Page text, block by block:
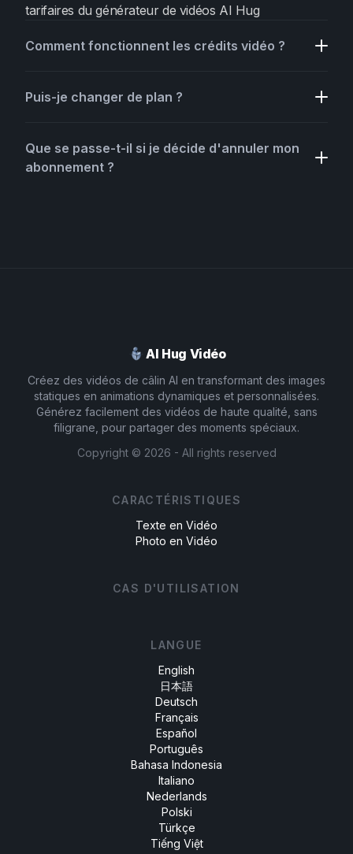
tarifaires du générateur de vidéos AI Hug
Comment fonctionnent les crédits vidéo ?
Puis-je changer de plan ?
Que se passe-t-il si je décide d'annuler mon
abonnement ?
AI Hug Vidéo
Créez des vidéos de câlin AI en transformant des images
statiques en animations dynamiques et personnalisées.
Générez facilement des vidéos de haute qualité, sans
filigrane, pour partager des moments spéciaux.
Copyright © 2026 - All rights reserved
CARACTÉRISTIQUES
Texte en Vidéo
Photo en Vidéo
CAS D'UTILISATION
LANGUE
English
日本語
Deutsch
Français
Español
Português
Bahasa Indonesia
Italiano
Nederlands
Polski
Türkçe
Tiếng Việt